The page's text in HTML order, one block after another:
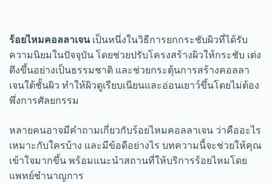
ร้อยไหมคอลลาเจนเป็นหนึ่งในวิธีการยกกระชับผิวที่ได้รับ
ความนิยมในปัจจุบัน โดยช่วยปรับโครงสร้างผิวให้กระชับ เต่ง
ตึงขึ้นอย่างเป็นธรรมชาติ และช่วยกระตุ้นการสร้างคอลลา
เจนใต้ชั้นผิว ทำให้ผิวดูเรียบเนียนและอ่อนเยาว์ขึ้นโดยไม่ต้อง
พึ่งการศัลยกรรม
หลายคนอาจมีคำถามเกี่ยวกับร้อยไหมคอลลาเจน ว่าคืออะไร
เหมาะกับใครบ้าง และมีข้อดีอย่างไร บทความนี้จะช่วยให้คุณ
เข้าใจมากขึ้น พร้อมแนะนำสถานที่ให้บริการร้อยไหมโดย
แพทย์ชำนาญการ